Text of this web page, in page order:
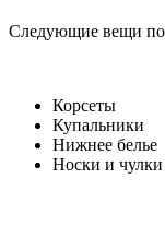
Следующие вещи
Корсеты
Купальники
Нижнее белье
Носки и чулки